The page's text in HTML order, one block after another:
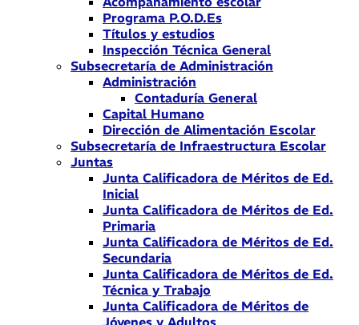
Programa P.O.D.Es
Títulos y estudios
Inspección Técnica General
Subsecretaría de Administración
Administración
Contaduría General
Capital Humano
Dirección de Alimentación Escolar
Subsecretaría de Infraestructura Escolar
Juntas
Junta Calificadora de Méritos de Ed.
Inicial
Junta Calificadora de Méritos de Ed.
Primaria
Junta Calificadora de Méritos de Ed.
Secundaria
Junta Calificadora de Méritos de Ed.
Técnica y Trabajo
Junta Calificadora de Méritos de
Jóvenes y Adultos